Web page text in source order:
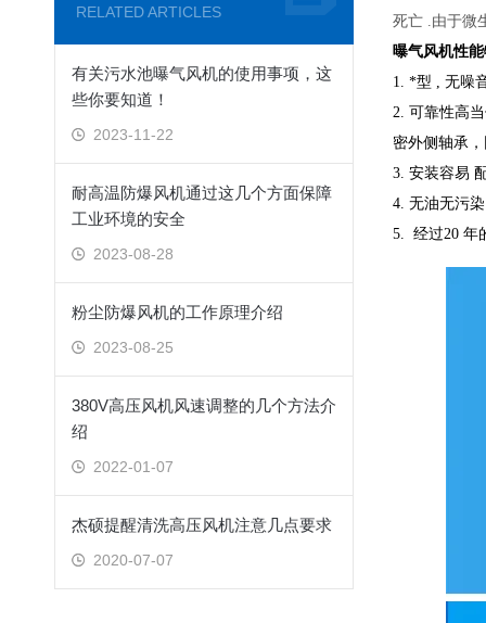
RELATED ARTICLES
有关污水池曝气风机的使用事项，这
些你要知道！
2023-11-22
耐高温防爆风机通过这几个方面保障
工业环境的安全
2023-08-28
粉尘防爆风机的工作原理介绍
2023-08-25
380V高压风机风速调整的几个方法介
绍
2022-01-07
杰硕提醒清洗高压风机注意几点要求
2020-07-07
死亡 .由于微
曝气风机性
1. *型 , 无噪
2. 可靠性高
密外侧轴承
3. 安装容易
4. 无油无污
5. 经过20 年